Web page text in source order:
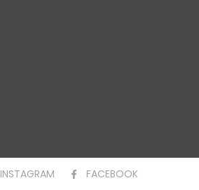
FACEBOOK
INSTAGRAM